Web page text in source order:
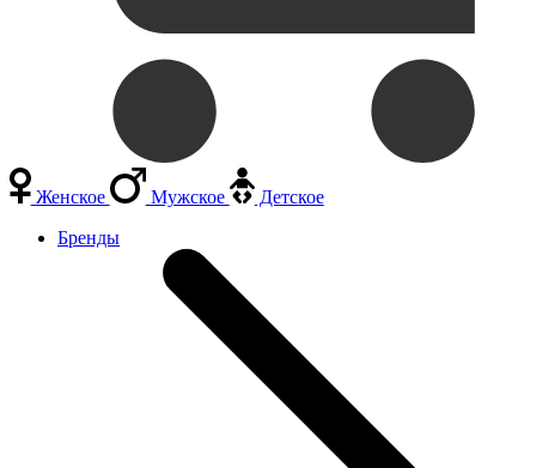
Женское Мужское
Детское
Бренды